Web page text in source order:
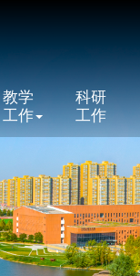
教学
工作
科研
工作